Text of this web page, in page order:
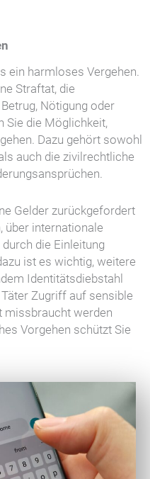
ein harmloses Vergehen.
Straftat, die
Nötigung oder
Sie die Möglichkeit,
Dazu gehört sowohl
auch die zivilrechtliche
Gelder zurückgefordert
über internationale
die Einleitung
ist es wichtig, weitere
Identitätsdiebstahl
Zugriff auf sensible
missbraucht werden
Vorgehen schützt Sie